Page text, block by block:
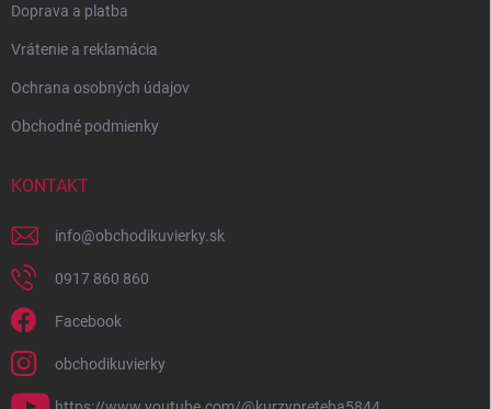
Doprava a platba
Vrátenie a reklamácia
Ochrana osobných údajov
Obchodné podmienky
KONTAKT
info@obchodikuvierky.sk
0917 860 860
Facebook
obchodikuvierky